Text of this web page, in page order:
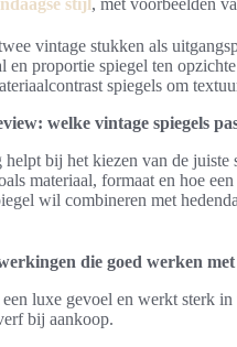
vintage stukken als
en proportie spiegel ten
spiegels om
welke vintage spiegels
bij het kiezen van de
materiaal, formaat en hoe
wil combineren met
die goed werken
luxe gevoel en werkt sterk
bij aankoop.